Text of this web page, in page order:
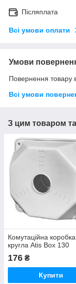
Післяплата
Всі умови оплати
Умови
Повернення товару
Всі умови
З цим товаром
Комутаційна коробка
кругла Atis Box 130
176 ₴
Купити